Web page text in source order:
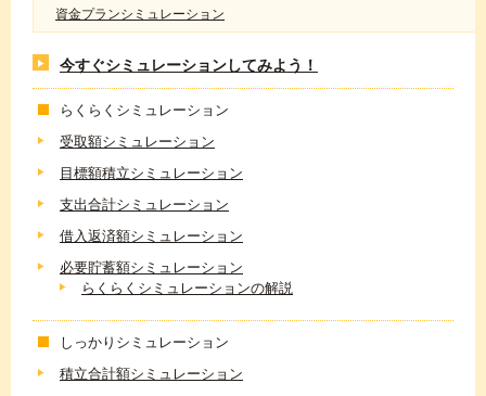
資金プランシミュレーション
今すぐシミュレーションしてみよう！
らくらくシミュレーション
受取額シミュレーション
目標額積立シミュレーション
支出合計シミュレーション
借入返済額シミュレーション
必要貯蓄額シミュレーション
らくらくシミュレーションの解説
しっかりシミュレーション
積立合計額シミュレーション